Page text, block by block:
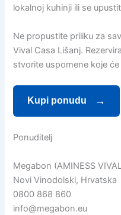
lokalnoj kuhinji ili se
Ne propustite priliku za
Vival Casa Lišanj.
stvorite uspomene koje
Kupi ponudu
Ponuditelj
Megabon (AMINESS
Novi Vinodolski, Hrvatska
0800 868 860
info@megabon.eu